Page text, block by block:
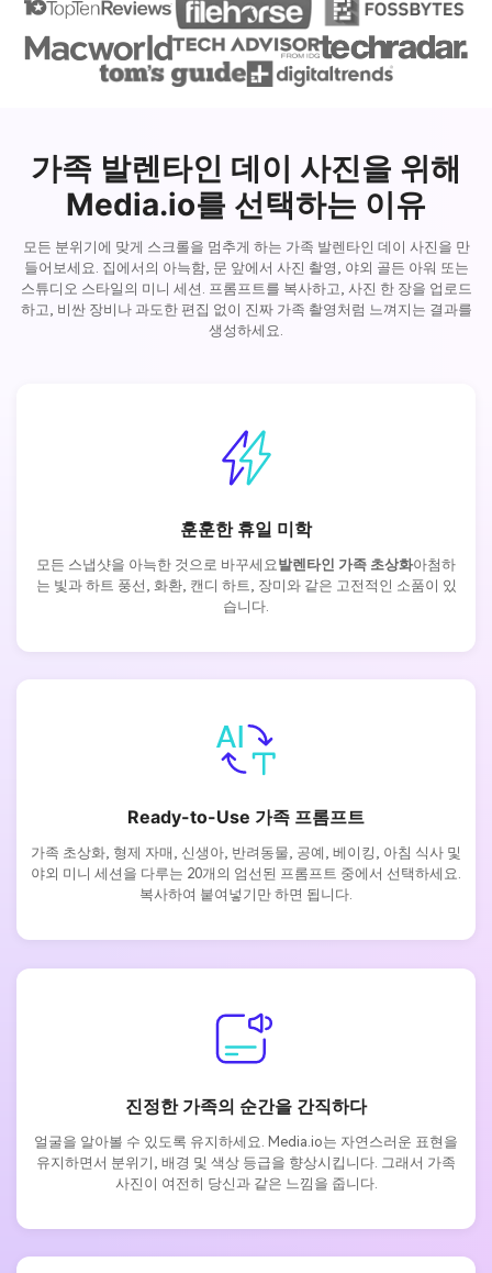
가족 발렌타인 데이 사진을 위해
Media.io를 선택하는 이유
모든 분위기에 맞게 스크롤을 멈추게 하는 가족 발렌타인 데이 사진을 만
들어보세요. 집에서의 아늑함, 문 앞에서 사진 촬영, 야외 골든 아워 또는
스튜디오 스타일의 미니 세션. 프롬프트를 복사하고, 사진 한 장을 업로드
하고, 비싼 장비나 과도한 편집 없이 진짜 가족 촬영처럼 느껴지는 결과를
생성하세요.
훈훈한 휴일 미학
모든 스냅샷을 아늑한 것으로 바꾸세요 발렌타인 가족 초상화아첨하
는 빛과 하트 풍선, 화환, 캔디 하트, 장미와 같은 고전적인 소품이 있
습니다.
Ready-to-Use 가족 프롬프트
가족 초상화, 형제 자매, 신생아, 반려동물, 공예, 베이킹, 아침 식사 및
야외 미니 세션을 다루는 20개의 엄선된 프롬프트 중에서 선택하세요.
복사하여 붙여넣기만 하면 됩니다.
진정한 가족의 순간을 간직하다
얼굴을 알아볼 수 있도록 유지하세요. Media.io는 자연스러운 표현을
유지하면서 분위기, 배경 및 색상 등급을 향상시킵니다. 그래서 가족
사진이 여전히 당신과 같은 느낌을 줍니다.